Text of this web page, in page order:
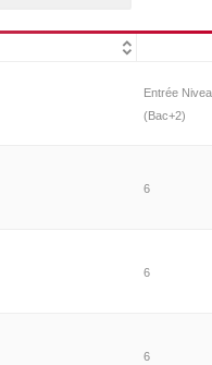
Entrée
(Bac+2)
6
6
6